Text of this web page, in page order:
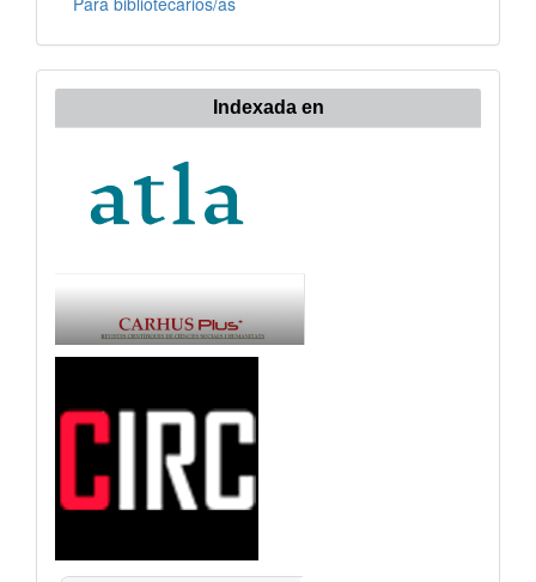
Indexada en